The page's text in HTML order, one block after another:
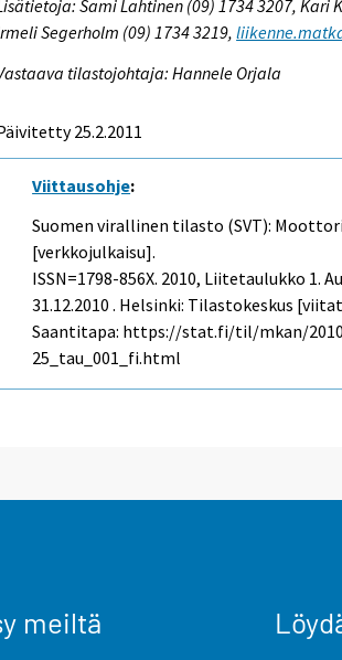
Sami Lahtinen (09) 1734 3207, Kari
Segerholm (09) 1734 3219,
tilastojohtaja: Hannele Orjala
25.2.2011
Viittausohje:
Suomen virallinen tilasto (SVT):
[verkkojulkaisu].
ISSN=1798-856X. 2010, Liitetaulukko 1.
31.12.2010 . Helsinki: Tilastokeskus
Saantitapa: https://stat.fi/til/mkan/
25_tau_001_fi.html
meiltä